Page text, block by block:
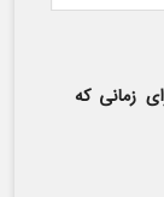
زمانی که